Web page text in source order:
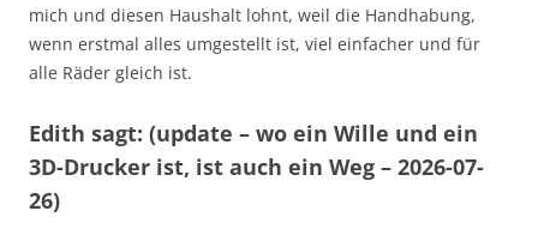
mich und diesen Haushalt lohnt, weil die Handhabung,
wenn erstmal alles umgestellt ist, viel einfacher und für
alle Räder gleich ist.
Edith sagt: (update – wo ein Wille und ein
3D-Drucker ist, ist auch ein Weg – 2026-07-
26)